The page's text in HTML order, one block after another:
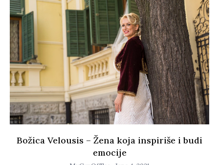
Božica Velousis – Žena koja inspiriše i budi
emocije